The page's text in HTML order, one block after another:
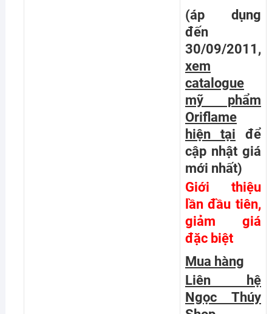
(áp dụng
đến
30/09/2011,
xem
catalogue
mỹ phẩm
Oriflame
hiện tại
để
cập nhật giá
mới nhất)
Giới thiệu
lần đầu tiên,
giảm giá
đặc biệt
Mua hàng
Liên hệ
Ngọc Thúy